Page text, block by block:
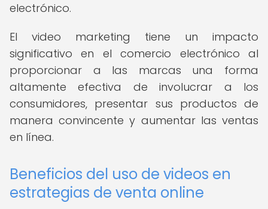
electrónico.
El video marketing tiene un impacto
significativo en el comercio electrónico al
proporcionar a las marcas una forma
altamente efectiva de involucrar a los
consumidores, presentar sus productos de
manera convincente y aumentar las ventas
en línea.
Beneficios del uso de videos en
estrategias de venta online